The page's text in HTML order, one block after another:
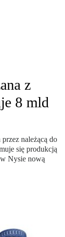
z
8 mld
przez należącą do
się produkcją
Nysie nową